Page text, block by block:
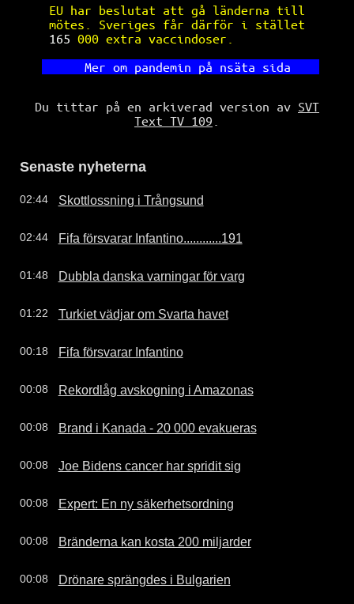
EU har beslutat att gå länderna till
mötes. Sveriges får därför i stället
165 000 extra vaccindoser.
    Mer om pandemin på nsäta sida
Du tittar på en arkiverad version av SVT
Text TV 109
Senaste nyheterna
02:44 Skottlossning i Trångsund
02:44 Fifa försvarar Infantino............191
01:48 Dubbla danska varningar för varg
01:22 Turkiet vädjar om Svarta havet
00:18 Fifa försvarar Infantino
00:08 Rekordlåg avskogning i Amazonas
00:08 Brand i Kanada - 20 000 evakueras
00:08 Joe Bidens cancer har spridit sig
00:08 Expert: En ny säkerhetsordning
00:08 Bränderna kan kosta 200 miljarder
00:08 Drönare sprängdes i Bulgarien